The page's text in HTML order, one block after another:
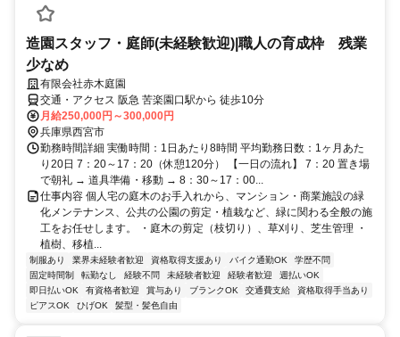
造園スタッフ・庭師(未経験歓迎)|職人の育成枠 残業
少なめ
有限会社赤木庭園
交通・アクセス 阪急 苦楽園口駅から 徒歩10分
月給250,000円～300,000円
兵庫県西宮市
勤務時間詳細 実働時間：1日あたり8時間 平均勤務日数：1ヶ月あた
り20日 7：20～17：20（休憩120分） 【一日の流れ】 7：20 置き場
で朝礼 → 道具準備・移動 → 8：30～17：00...
仕事内容 個人宅の庭木のお手入れから、マンション・商業施設の緑
化メンテナンス、公共の公園の剪定・植栽など、緑に関わる全般の施
工をお任せします。 ・庭木の剪定（枝切り）、草刈り、芝生管理 ・
植樹、移植...
制服あり 業界未経験者歓迎 資格取得支援あり バイク通勤OK
学歴不問
固定時間制
転勤なし 経験不問 未経験者歓迎 経験者歓迎
週払いOK
即日払いOK
有資格者歓迎 賞与あり ブランクOK 交通費支給
資格取得手当あり
ピアスOK
ひげOK 髪型・髪色自由